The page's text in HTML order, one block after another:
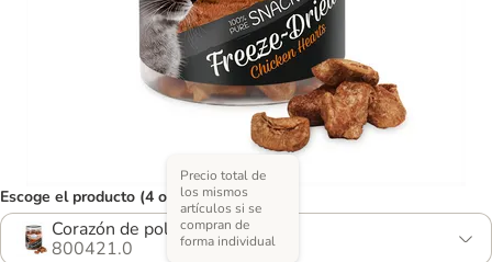
Escoge el producto (4 opciones)
Corazón de pollo 3 x 45 g
800421.0
Precio total de
los mismos
artículos si se
compran de
forma individual